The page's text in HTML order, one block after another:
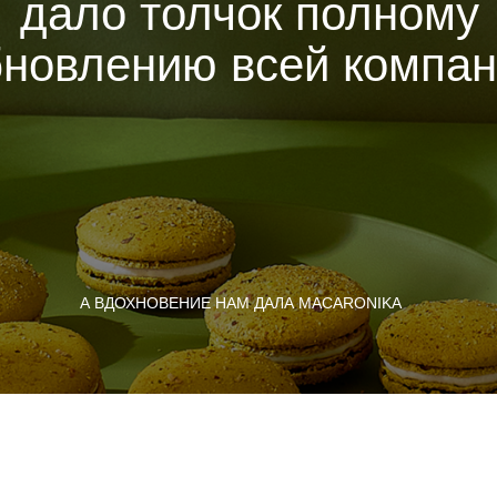
А ВДОХНОВЕНИЕ НАМ ДАЛА MACARONIKA
дало толчок полному
всей